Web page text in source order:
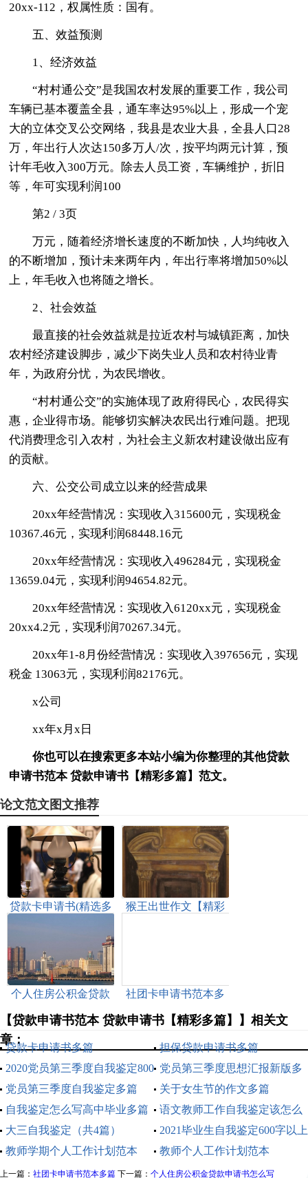
20xx-112，权属性质：国有。
五、效益预测
1、经济效益
“村村通公交”是我国农村发展的重要工作，我公司
车辆已基本覆盖全县，通车率达95%以上，形成一个宠
大的立体交叉公交网络，我县是农业大县，全县人口28
万，年出行人次达150多万人/次，按平均两元计算，预
计年毛收入300万元。除去人员工资，车辆维护，折旧
等，年可实现利润100
第2 / 3页
万元，随着经济增长速度的不断加快，人均纯收入
的不断增加，预计未来两年内，年出行率将增加50%以
上，年毛收入也将随之增长。
2、社会效益
最直接的社会效益就是拉近农村与城镇距离，加快
农村经济建设脚步，减少下岗失业人员和农村待业青
年，为政府分忧，为农民增收。
“村村通公交”的实施体现了政府得民心，农民得实
惠，企业得市场。能够切实解决农民出行难问题。把现
代消费理念引入农村，为社会主义新农村建设做出应有
的贡献。
六、公交公司成立以来的经营成果
20xx年经营情况：实现收入315600元，实现税金
10367.46元，实现利润68448.16元
20xx年经营情况：实现收入496284元，实现税金
13659.04元，实现利润94654.82元。
20xx年经营情况：实现收入6120xx元，实现税金
20xx4.2元，实现利润70267.34元。
20xx年1-8月份经营情况：实现收入397656元，实现
税金 13063元，实现利润82176元。
x公司
xx年x月x日
你也可以在搜索更多本站小编为你整理的其他贷款
申请书范本 贷款申请书【精彩多篇】范文。
论文范文图文推荐
贷款卡申请书(精选多
猴王出世作文【精彩
个人住房公积金贷款
社团卡申请书范本多
【贷款申请书范本 贷款申请书【精彩多篇】】相关文
章：
贷款卡申请书多篇
担保贷款申请书多篇
2020党员第三季度自我鉴定800
字多篇
党员第三季度思想汇报新版多
篇2020
党员第三季度自我鉴定多篇
2020
关于女生节的作文多篇
自我鉴定怎么写高中毕业多篇
语文教师工作自我鉴定该怎么
写
大三自我鉴定（共4篇）
2021毕业生自我鉴定600字以上
通用多篇
教师学期个人工作计划范本 教师个人工作计划范本
上一篇： 社团卡申请书范本多篇 下一篇： 个人住房公积金贷款申请书怎么写